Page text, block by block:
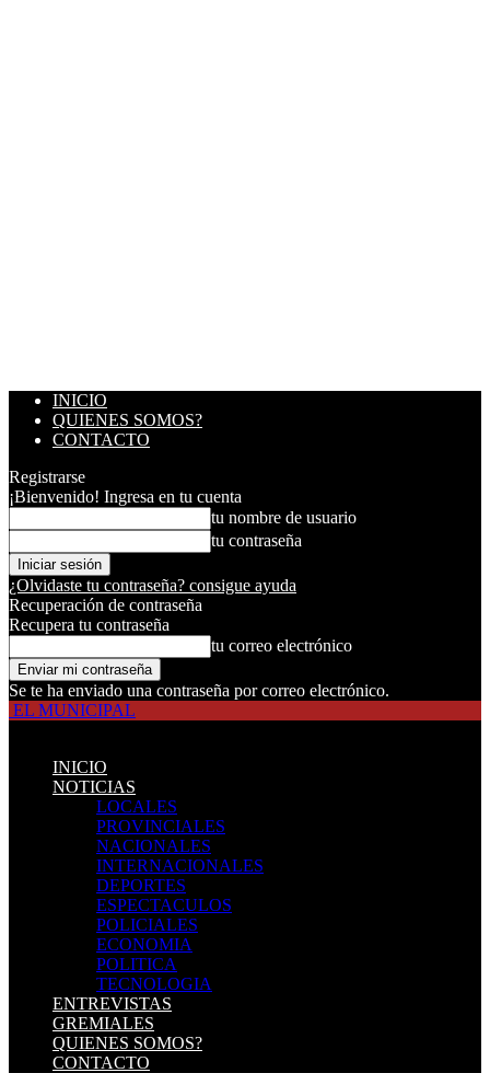
INICIO
QUIENES SOMOS?
CONTACTO
Registrarse
¡Bienvenido! Ingresa en tu cuenta
tu nombre de usuario
tu contraseña
¿Olvidaste tu contraseña? consigue ayuda
Recuperación de contraseña
Recupera tu contraseña
tu correo electrónico
Se te ha enviado una contraseña por correo electrónico.
EL MUNICIPAL
INICIO
NOTICIAS
LOCALES
PROVINCIALES
NACIONALES
INTERNACIONALES
DEPORTES
ESPECTACULOS
POLICIALES
ECONOMIA
POLITICA
TECNOLOGIA
ENTREVISTAS
GREMIALES
QUIENES SOMOS?
CONTACTO